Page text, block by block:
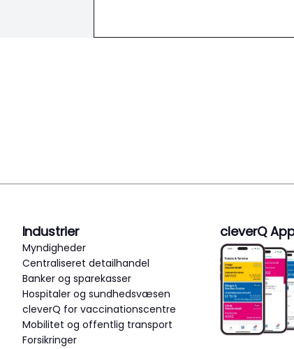
Industrier
Myndigheder
Centraliseret detailhandel
Banker og sparekasser
Hospitaler og sundhedsvæsen
cleverQ for vaccinationscentre
Mobilitet og offentlig transport
Forsikringer
cleverQ